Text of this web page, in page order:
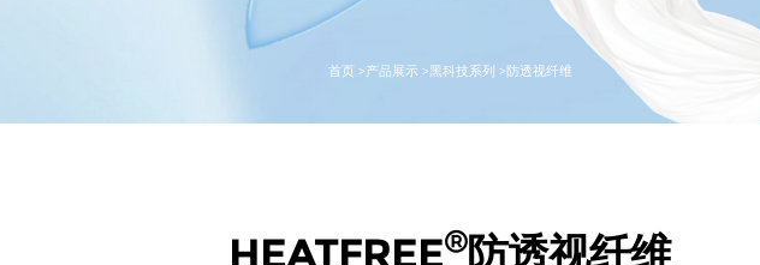
首页 >产品展示 >黑科技系列 >防透视纤维
HEATFREE®防透视纤维